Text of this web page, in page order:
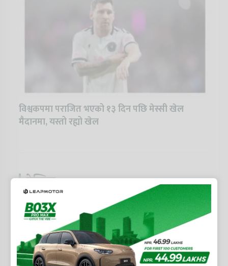
विश्वकपमा पराजित भएको १३ दिन पछि मेस्सी खेल
मैदानमा, यस्तो रह्यो खेल
ट्रेन्डिङ